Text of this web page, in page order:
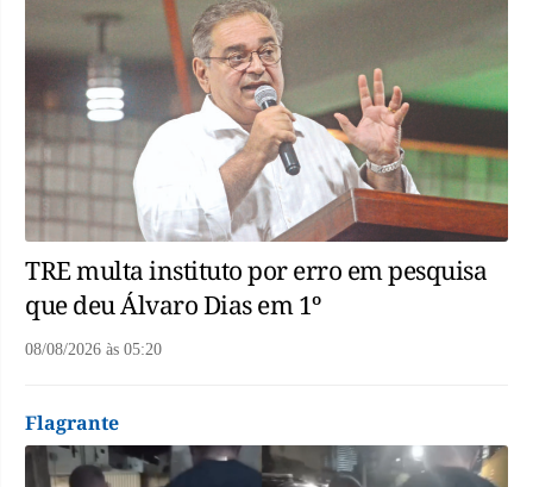
TRE multa instituto por erro em pesquisa
que deu Álvaro Dias em 1º
08/08/2026 às 05:20
Flagrante